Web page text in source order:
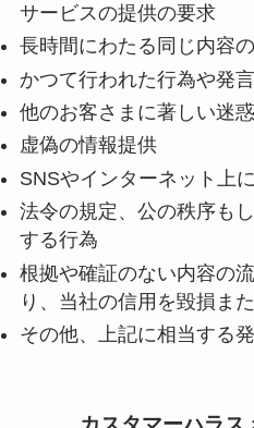
サービスの提供の要求
長時間にわたる同じ内容
かつて行われた行為や発
他のお客さまに著しい迷
虚偽の情報提供
SNSやインターネット上
法令の規定、公の秩序も
する行為
根拠や確証のない内容の
り、当社の信用を毀損ま
その他、上記に相当する